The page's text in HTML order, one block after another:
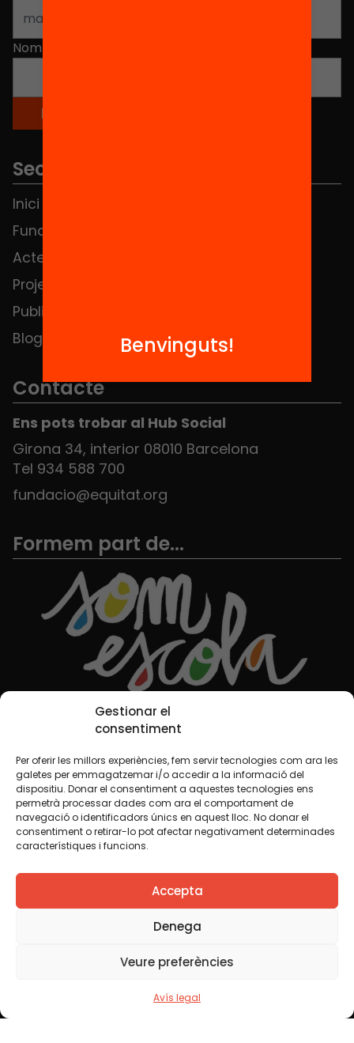
Gestionar el
consentiment
Per oferir les millors experiències, fem servir tecnologies com ara les
galetes per emmagatzemar i/o accedir a la informació del
dispositiu. Donar el consentiment a aquestes tecnologies ens
permetrà processar dades com ara el comportament de
navegació o identificadors únics en aquest lloc. No donar el
consentiment o retirar-lo pot afectar negativament determinades
característiques i funcions.
Accepta
Denega
Veure preferències
Avís legal
Nom
Seccions
Inici
Fundació
Actes
Projectes
Publicacions i vídeos
Blog
Contacte
Ens pots trobar al Hub Social
Girona 34, interior 08010 Barcelona
Tel 934 588 700
fundacio@equitat.org
Formem part de...
Xarxes Socials
TWT
fem servir una llicència Creative Commons, llevat que en
Benvinguts!